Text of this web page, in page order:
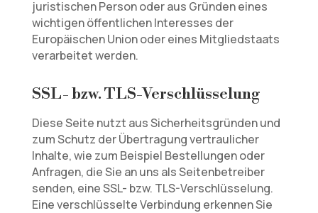
juristischen Person oder aus Gründen eines
wichtigen öffentlichen Interesses der
Europäischen Union oder eines Mitgliedstaats
verarbeitet werden.
SSL- bzw. TLS-Verschlüsselung
Diese Seite nutzt aus Sicherheitsgründen und
zum Schutz der Übertragung vertraulicher
Inhalte, wie zum Beispiel Bestellungen oder
Anfragen, die Sie an uns als Seitenbetreiber
senden, eine SSL- bzw. TLS-Verschlüsselung.
Eine verschlüsselte Verbindung erkennen Sie